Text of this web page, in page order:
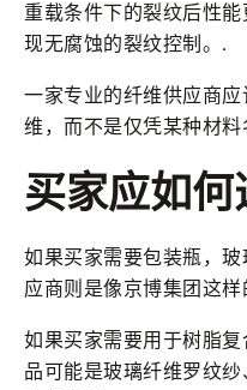
重载条件下的裂纹后性
现无腐蚀的裂纹控制。.
一家专业的纤维供应商
维，而不是仅凭某种材
买家应如何
如果买家需要包装瓶，
应商则是像京博集团这
如果买家需要用于树脂
品可能是玻璃纤维罗纹